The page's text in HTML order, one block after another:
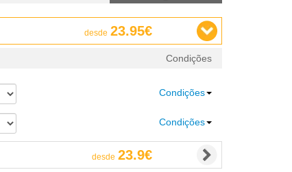
desde 23.95€
Condições
Condições
Condições
desde 23.9€